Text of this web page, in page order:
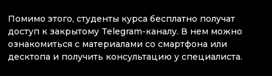
Помимо этого, студенты курса бесплатно получат
доступ к закрытому Telegram-каналу. В нем можно
ознакомиться с материалами со смартфона или
десктопа и получить консультацию у специалиста.